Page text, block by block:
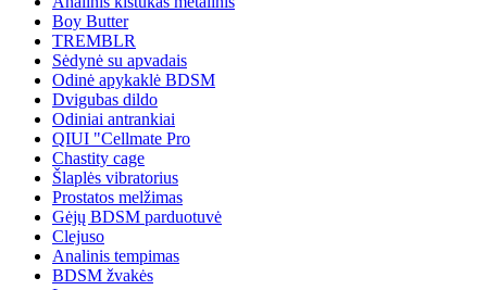
Boy Butter
TREMBLR
Sėdynė su apvadais
Odinė apykaklė BDSM
Dvigubas dildo
Odiniai antrankiai
QIUI "Cellmate Pro
Chastity cage
Šlaplės vibratorius
Prostatos melžimas
Gėjų BDSM parduotuvė
Clejuso
Analinis tempimas
BDSM žvakės